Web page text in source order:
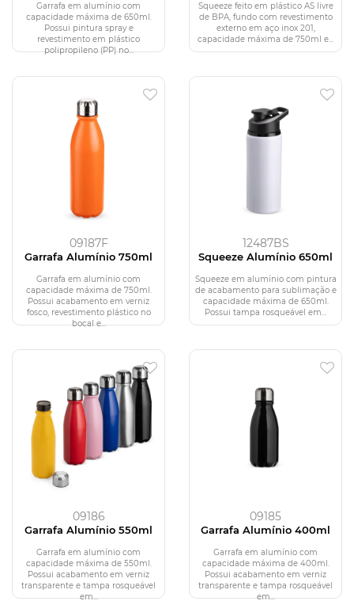
Garrafa em alumínio com
capacidade máxima de 650ml.
Possui pintura spray e
revestimento em plástico
polipropileno (PP) no...
Squeeze feito em plástico AS livre
de BPA, fundo com revestimento
externo em aço inox 201,
capacidade máxima de 750ml e...
09187F
Garrafa Alumínio 750ml
Garrafa em alumínio com
capacidade máxima de 750ml.
Possui acabamento em verniz
fosco, revestimento plástico no
bocal e...
12487BS
Squeeze Alumínio 650ml
Squeeze em alumínio com pintura
de acabamento para sublimação e
capacidade máxima de 650ml.
Possui tampa rosqueável em...
09186
Garrafa Alumínio 550ml
Garrafa em alumínio com
capacidade máxima de 550ml.
Possui acabamento em verniz
transparente e tampa rosqueável
em...
09185
Garrafa Alumínio 400ml
Garrafa em alumínio com
capacidade máxima de 400ml.
Possui acabamento em verniz
transparente e tampa rosqueável
em...